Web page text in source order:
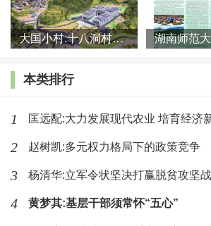
(821)人喜欢 2026-
大国小村:十八洞村的现代变迁是一道美丽的风景线
本类排行
1 匡远配:大力发展现代农业 培育经济
2 赵树凯:多元权力格局下的政策竞争
3 杨清华:立军令状坚决打赢脱贫攻坚战
4 黄梦其:基层干部须常怀“五心”